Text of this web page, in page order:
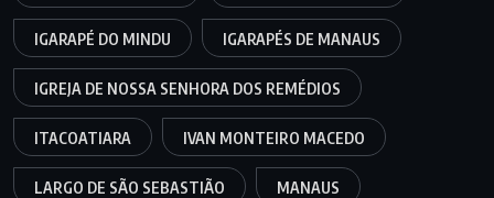
IGARAPÉ DO MINDU IGARAPÉS DE MANAUS
IGREJA DE NOSSA SENHORA DOS REMÉDIOS
ITACOATIARA IVAN MONTEIRO MACEDO
LARGO DE SÃO SEBASTIÃO MANAUS